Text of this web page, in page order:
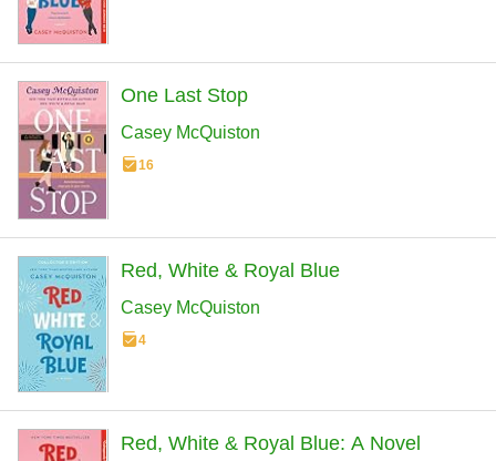
One Last Stop
Casey McQuiston
16
Red, White & Royal Blue
Casey McQuiston
4
Red, White & Royal Blue: A Novel